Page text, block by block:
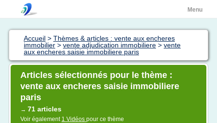
Menu
Accueil > Thèmes & articles : vente aux encheres
immobilier > vente adjudication immobiliere > vente
aux encheres saisie immobiliere paris
Articles sélectionnés pour le thème :
vente aux encheres saisie immobiliere
paris
→ 71 articles
Voir également 1 Vidéos pour ce thème